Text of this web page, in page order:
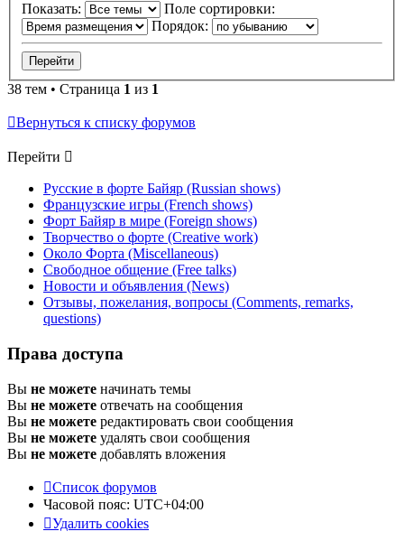
Показать:
Поле сортировки:
Порядок:
38 тем • Страница 1 из 1
Вернуться к списку форумов
Перейти
Русские в форте Байяр (Russian shows)
Французские игры (French shows)
Форт Байяр в мире (Foreign shows)
Творчество о форте (Creative work)
Около Форта (Miscellaneous)
Свободное общение (Free talks)
Новости и объявления (News)
Отзывы, пожелания, вопросы (Comments, remarks,
questions)
Права доступа
Вы не можете начинать темы
Вы не можете отвечать на сообщения
Вы не можете редактировать свои сообщения
Вы не можете удалять свои сообщения
Вы не можете добавлять вложения
Список форумов
Часовой пояс: UTC+04:00
Удалить cookies